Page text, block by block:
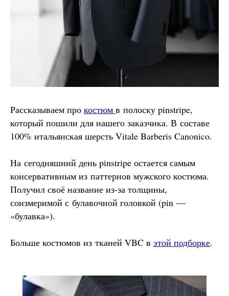
Рассказываем про костюм в полоску pinstripe,
который пошили для нашего заказчика. В составе
100% итальянская шерсть Vitale Barberis Canonico.
На сегодняшний день pinstripe остается самым
консервативным из паттернов мужского костюма.
Получил своё название из-за толщины,
соизмеримой с булавочной головкой (pin —
«булавка»).
Больше костюмов из тканей VBC в этой подборке.